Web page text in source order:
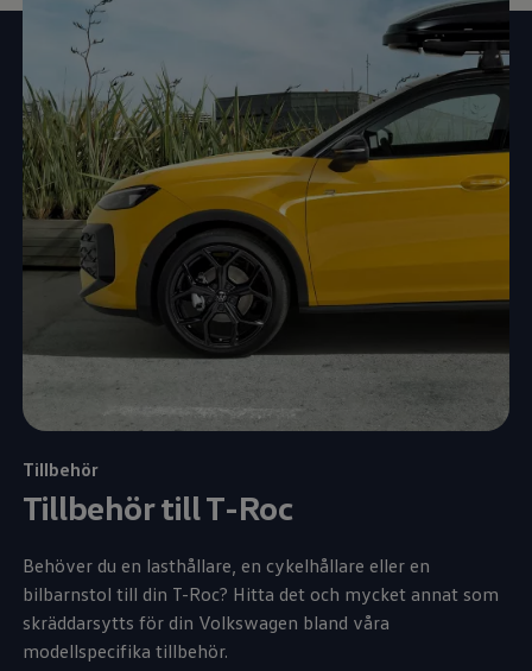
Tillbehör
Tillbehör till T-Roc
Behöver du en lasthållare, en cykelhållare eller en
bilbarnstol till din T-Roc? Hitta det och mycket annat som
skräddarsytts för din Volkswagen bland våra
modellspecifika tillbehör.